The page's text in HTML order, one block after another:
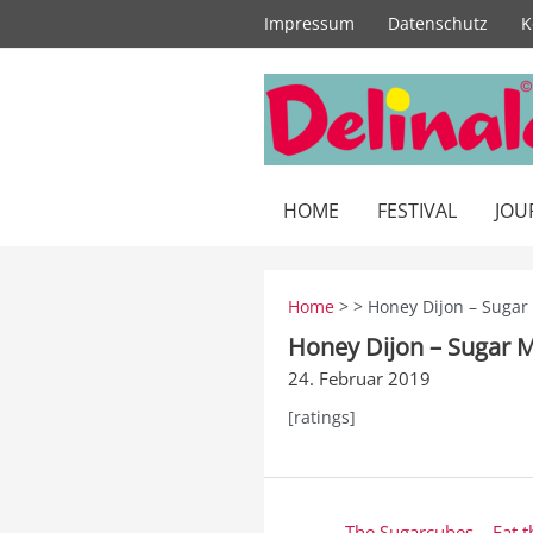
Impressum Datenschutz
HOME FESTIVAL
Home > > Honey Dijon –
Honey Dijon – Sugar
24. Februar 2019
[ratings]
Beitragsnavigation